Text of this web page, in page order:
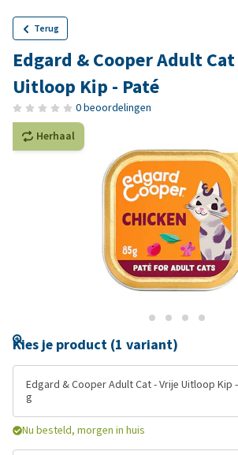
Terug
Edgard & Cooper Adult
Uitloop Kip - Paté
0 beoordelingen
Herhaal
Kies je product (1 variant)
Edgard & Cooper Adult Cat - Vrije Uitloop Kip
g
Nu besteld, morgen in huis